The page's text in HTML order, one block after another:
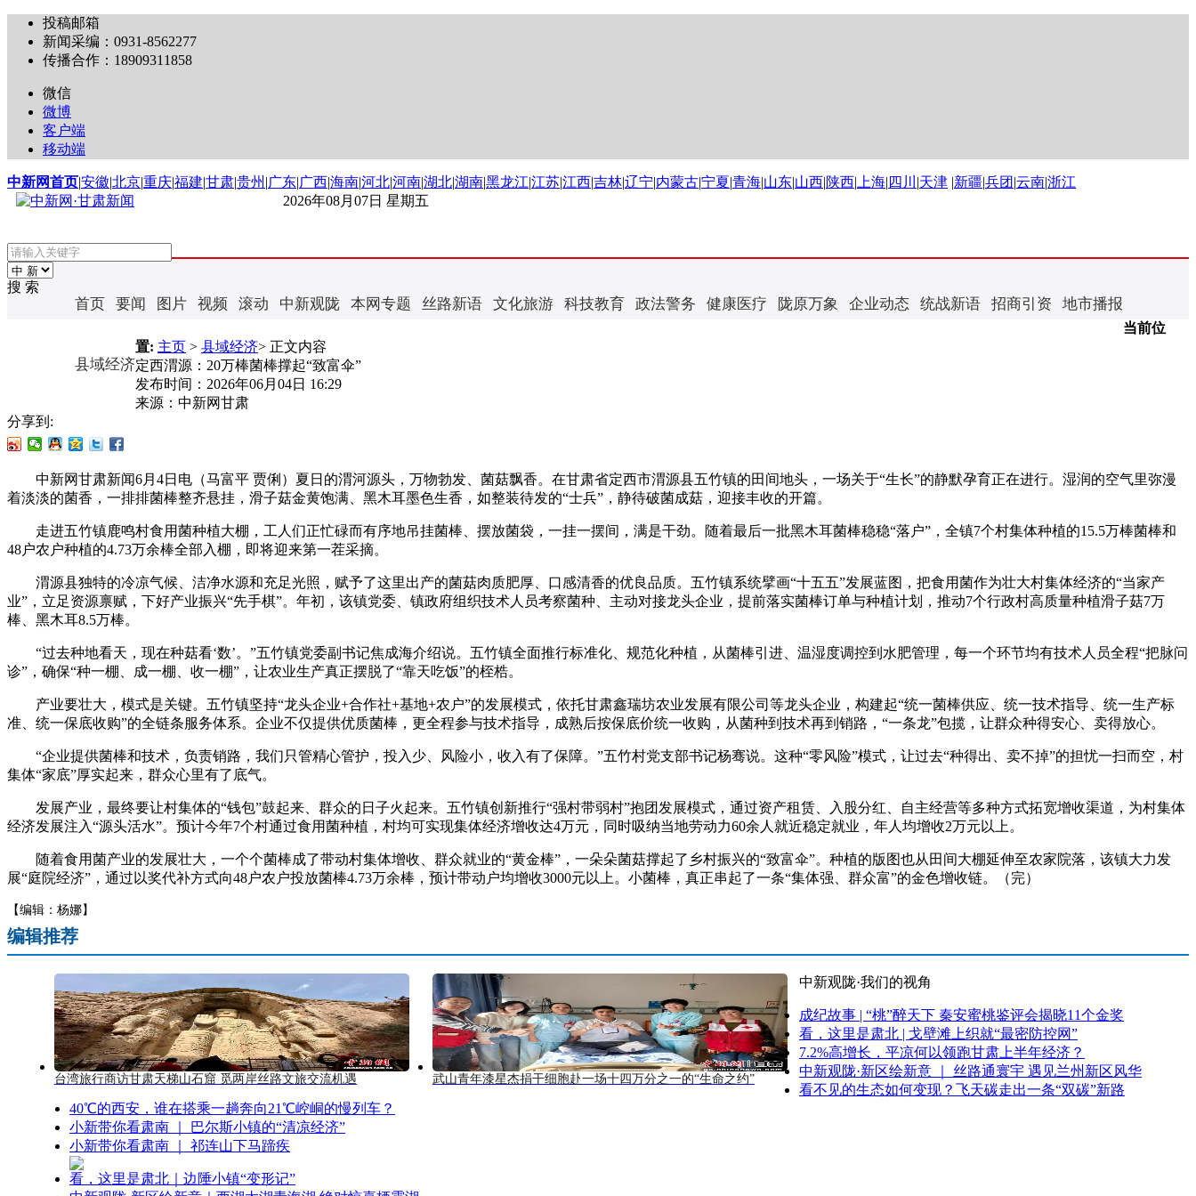
投稿邮箱
新闻采编：0931-8562277
传播合作：18909311858
微信
微博
客户端
移动端
中新网首页|安徽|北京|重庆|福建|甘肃|贵州 |广东|广西|海南|河北|河南|湖北|湖南|黑龙江|江苏|江西|吉林|辽宁|内蒙古|宁夏|青海|山东|山西|陕西| 上海| 四川 |天津 |新疆|兵团 |云南|浙江
2026年08月07日 星期五
搜 索
首页 要闻 图片 视频 滚动 中新观陇 本网专题 丝路新语 文化旅游 科技教育 政法警务 健康医疗 陇原万象 企业动态 统战新语 招商引资 地市播报
县域经济
当前位
置: 主页 > 县域经济> 正文内容
定西渭源：20万棒菌棒撑起“致富伞”
发布时间： 2026年06月04日 16:29
来源： 中新网甘肃
分享到:
中新网甘肃新闻6月4日电（马富平 贾俐）夏日的渭河源头，万物勃发、菌菇飘香。在甘肃省定西市渭源县五竹镇的田间地头，一场关于“生长”的静默孕育正在进行。湿润的空气里弥漫
着淡淡的菌香，一排排菌棒整齐悬挂，滑子菇金黄饱满、黑木耳墨色生香，如整装待发的“士兵”，静待破菌成菇，迎接丰收的开篇。
走进五竹镇鹿鸣村食用菌种植大棚，工人们正忙碌而有序地吊挂菌棒、摆放菌袋，一挂一摆间，满是干劲。随着最后一批黑木耳菌棒稳稳“落户”，全镇7个村集体种植的15.5万棒菌棒和
48户农户种植的4.73万余棒全部入棚，即将迎来第一茬采摘。
渭源县独特的冷凉气候、洁净水源和充足光照，赋予了这里出产的菌菇肉质肥厚、口感清香的优良品质。五竹镇系统擘画“十五五”发展蓝图，把食用菌作为壮大村集体经济的“当家产
业”，立足资源禀赋，下好产业振兴“先手棋”。年初，该镇党委、镇政府组织技术人员考察菌种、主动对接龙头企业，提前落实菌棒订单与种植计划，推动7个行政村高质量种植滑子菇7万
棒、黑木耳8.5万棒。
“过去种地看天，现在种菇看‘数’。”五竹镇党委副书记焦成海介绍说。五竹镇全面推行标准化、规范化种植，从菌棒引进、温湿度调控到水肥管理，每一个环节均有技术人员全程“把脉问
诊”，确保“种一棚、成一棚、收一棚”，让农业生产真正摆脱了“靠天吃饭”的桎梏。
产业要壮大，模式是关键。五竹镇坚持“龙头企业+合作社+基地+农户”的发展模式，依托甘肃鑫瑞坊农业发展有限公司等龙头企业，构建起“统一菌棒供应、统一技术指导、统一生产标
准、统一保底收购”的全链条服务体系。企业不仅提供优质菌棒，更全程参与技术指导，成熟后按保底价统一收购，从菌种到技术再到销路，“一条龙”包揽，让群众种得安心、卖得放心。
“企业提供菌棒和技术，负责销路，我们只管精心管护，投入少、风险小，收入有了保障。”五竹村党支部书记杨骞说。这种“零风险”模式，让过去“种得出、卖不掉”的担忧一扫而空，村
集体“家底”厚实起来，群众心里有了底气。
发展产业，最终要让村集体的“钱包”鼓起来、群众的日子火起来。五竹镇创新推行“强村带弱村”抱团发展模式，通过资产租赁、入股分红、自主经营等多种方式拓宽增收渠道，为村集体
经济发展注入“源头活水”。预计今年7个村通过食用菌种植，村均可实现集体经济增收达4万元，同时吸纳当地劳动力60余人就近稳定就业，年人均增收2万元以上。
随着食用菌产业的发展壮大，一个个菌棒成了带动村集体增收、群众就业的“黄金棒”，一朵朵菌菇撑起了乡村振兴的“致富伞”。种植的版图也从田间大棚延伸至农家院落，该镇大力发
展“庭院经济”，通过以奖代补方式向48户农户投放菌棒4.73万余棒，预计带动户均增收3000元以上。小菌棒，真正串起了一条“集体强、群众富”的金色增收链。（完）
【编辑：杨娜】
编辑推荐
台湾旅行商访甘肃天梯山石窟 觅两岸丝路文旅交流机遇 武山青年漆星杰捐干细胞赴一场十四万分之一的“生命之约”
中新观陇·我们的视角
成纪故事 | “桃”醉天下 秦安蜜桃鉴评会揭晓11个金奖
看，这里是肃北 | 戈壁滩上织就“最密防控网”
7.2%高增长，平凉何以领跑甘肃上半年经济？
中新观陇·新区绘新意 ｜ 丝路通寰宇 遇见兰州新区风华
看不见的生态如何变现？飞天碳走出一条“双碳”新路
40℃的西安，谁在搭乘一趟奔向21℃崆峒的慢列车？
小新带你看肃南 ｜ 巴尔斯小镇的“清凉经济”
小新带你看肃南 ｜ 祁连山下马蹄疾
看，这里是肃北｜边陲小镇“变形记”